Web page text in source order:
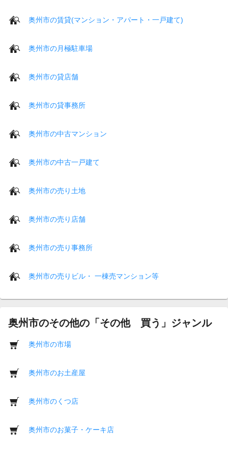
奥州市の賃貸(マンション・アパート・一戸建て)
奥州市の月極駐車場
奥州市の貸店舗
奥州市の貸事務所
奥州市の中古マンション
奥州市の中古一戸建て
奥州市の売り土地
奥州市の売り店舗
奥州市の売り事務所
奥州市の売りビル・ 一棟売マンション等
奥州市のその他の「その他 買う」ジャンル
奥州市の市場
奥州市のお土産屋
奥州市のくつ店
奥州市のお菓子・ケーキ店